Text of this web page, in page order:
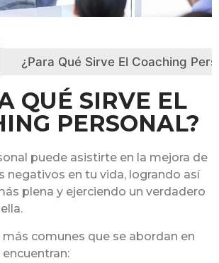
Qué Sirve El Coaching Personal? 14
QUÉ SIRVE EL
PERSONAL?
puede asistirte en la mejora de
negativos en tu vida, logrando así
plena y ejerciendo un verdadero
comunes que se abordan en